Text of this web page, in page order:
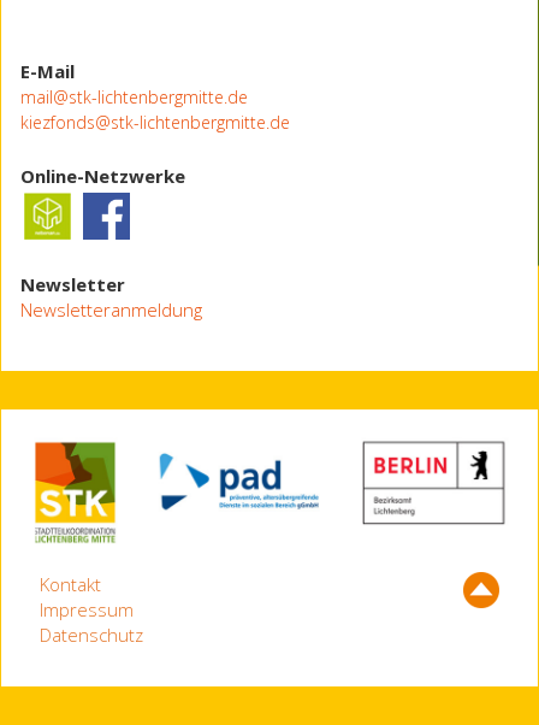
E-Mail
mail@stk-lichtenbergmitte.de
kiezfonds@stk-lichtenbergmitte.de
Online-Netzwerke
Newsletter
Newsletteranmeldung
Kontakt
Impressum
Datenschutz